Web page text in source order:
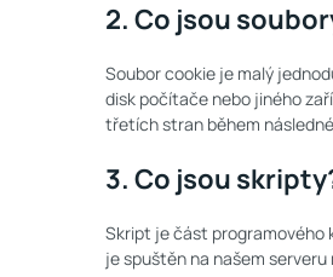
2. Co jsou
Soubor cookie je malý
disk počítače nebo jiného
třetích stran během
3. Co jsou
Skript je část programového
je spuštěn na našem serveru